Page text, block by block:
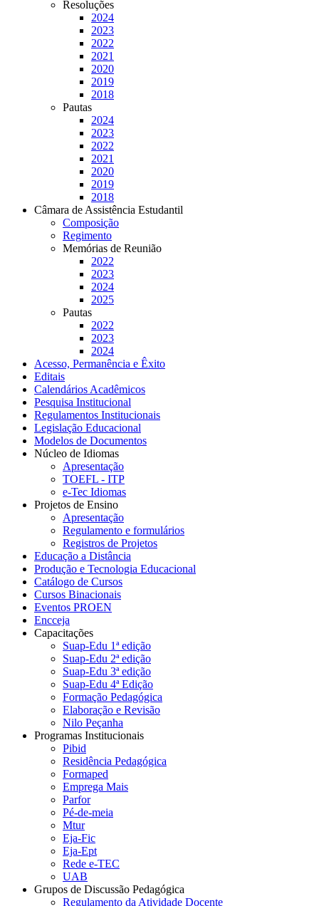
Resoluções
2024
2023
2022
2021
2020
2019
2018
Pautas
2024
2023
2022
2021
2020
2019
2018
Câmara de Assistência Estudantil
Composição
Regimento
Memórias de Reunião
2022
2023
2024
2025
Pautas
2022
2023
2024
Acesso, Permanência e Êxito
Editais
Calendários Acadêmicos
Pesquisa Institucional
Regulamentos Institucionais
Legislação Educacional
Modelos de Documentos
Núcleo de Idiomas
Apresentação
TOEFL - ITP
e-Tec Idiomas
Projetos de Ensino
Apresentação
Regulamento e formulários
Registros de Projetos
Educação a Distância
Produção e Tecnologia Educacional
Catálogo de Cursos
Cursos Binacionais
Eventos PROEN
Encceja
Capacitações
Suap-Edu 1ª edição
Suap-Edu 2ª edição
Suap-Edu 3ª edição
Suap-Edu 4ª Edição
Formação Pedagógica
Elaboração e Revisão
Nilo Peçanha
Programas Institucionais
Pibid
Residência Pedagógica
Formaped
Emprega Mais
Parfor
Pé-de-meia
Mtur
Eja-Fic
Eja-Ept
Rede e-TEC
UAB
Grupos de Discussão Pedagógica
Regulamento da Atividade Docente